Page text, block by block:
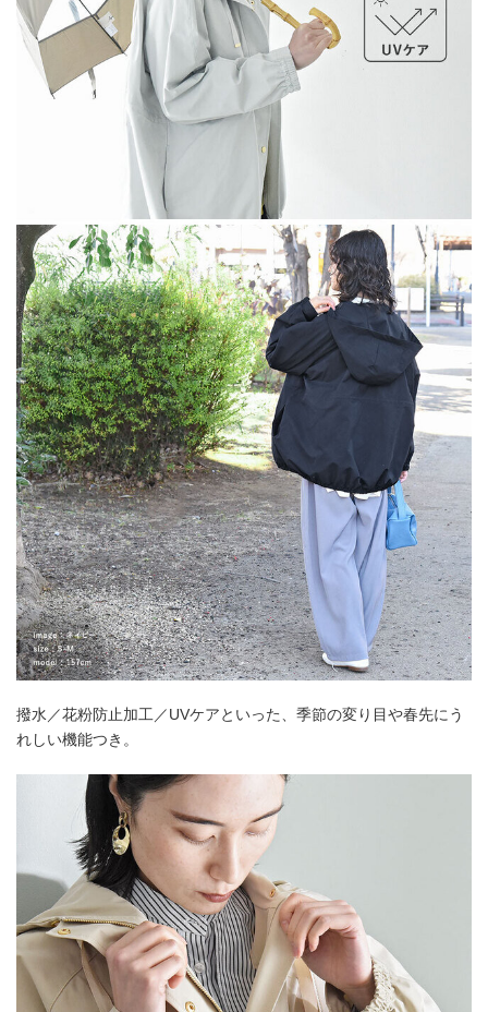
撥水／花粉防止加工／UVケアといった、季節の変り目や春先にう
れしい機能つき。